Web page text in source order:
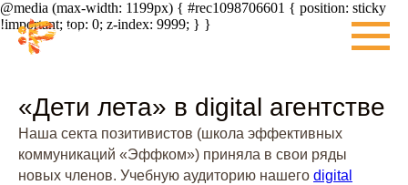
@media (max-width: 1199px) { #rec1098706601 { position: sticky
!important; top: 0; z-index: 9999; } }
«Дети лета» в digital агентстве
Наша секта позитивистов (школа эффективных
коммуникаций «Эффком») приняла в свои ряды
новых членов. Учебную аудиторию нашего digital